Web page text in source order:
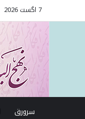
7 اگست 2026
سرورق